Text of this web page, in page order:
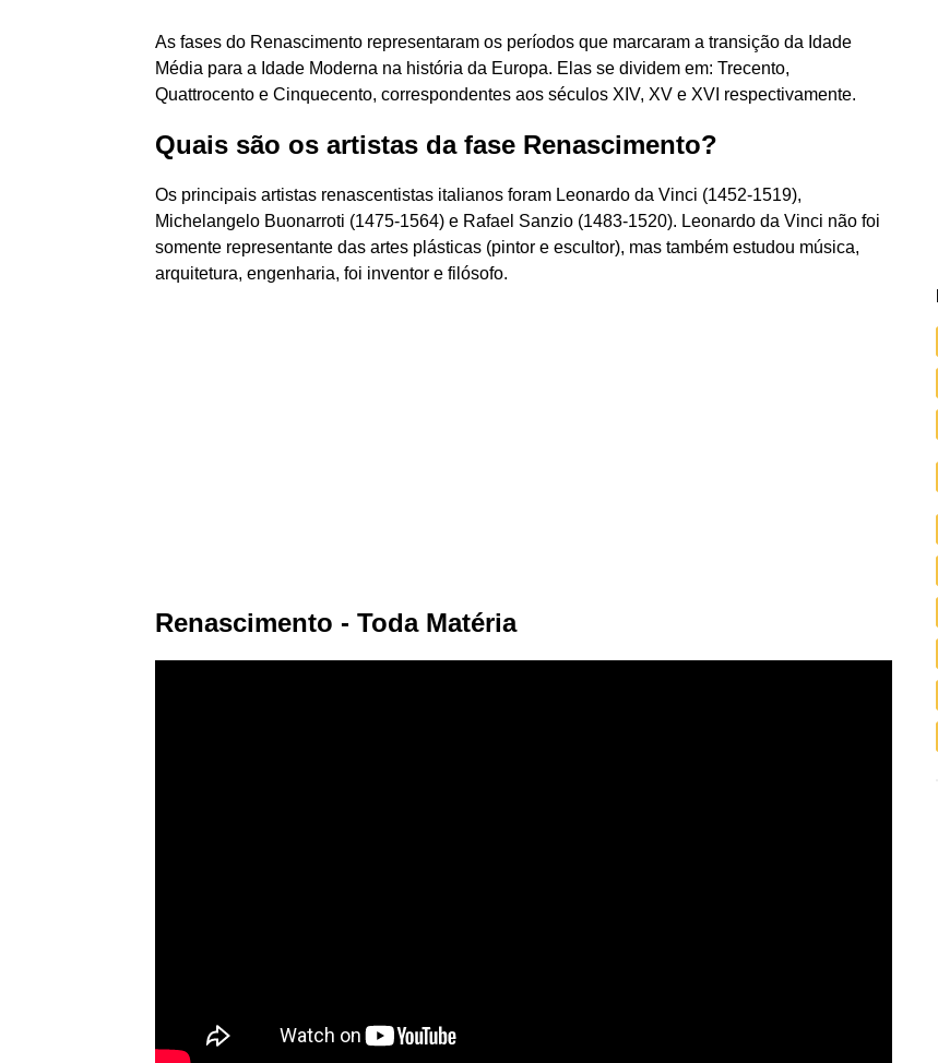
As fases do Renascimento representaram os períodos que marcaram a transição da Idade
Média para a Idade Moderna na história da Europa. Elas se dividem em: Trecento,
Quattrocento e Cinquecento, correspondentes aos séculos XIV, XV e XVI respectivamente.
Quais são os artistas da fase Renascimento?
Os principais artistas renascentistas italianos foram Leonardo da Vinci (1452-1519),
Michelangelo Buonarroti (1475-1564) e Rafael Sanzio (1483-1520). Leonardo da Vinci não foi
somente representante das artes plásticas (pintor e escultor), mas também estudou música,
arquitetura, engenharia, foi inventor e filósofo.
Renascimento - Toda Matéria